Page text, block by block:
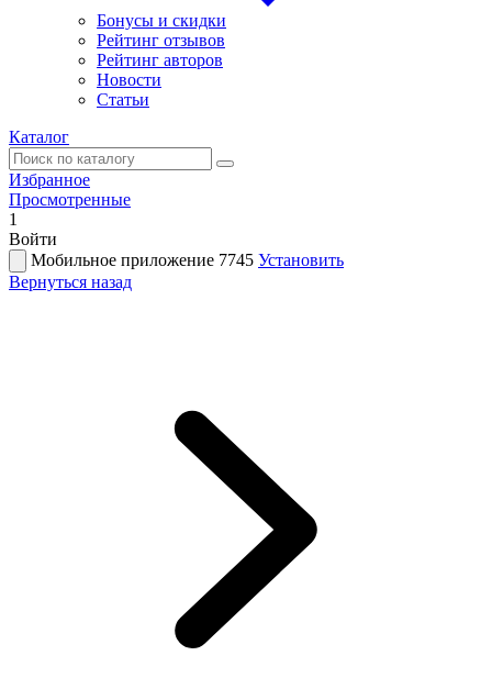
Бонусы и скидки
Рейтинг отзывов
Рейтинг авторов
Новости
Статьи
Каталог
Избранное
Просмотренные
1
Войти
Мобильное приложение 7745 Установить
Вернуться назад